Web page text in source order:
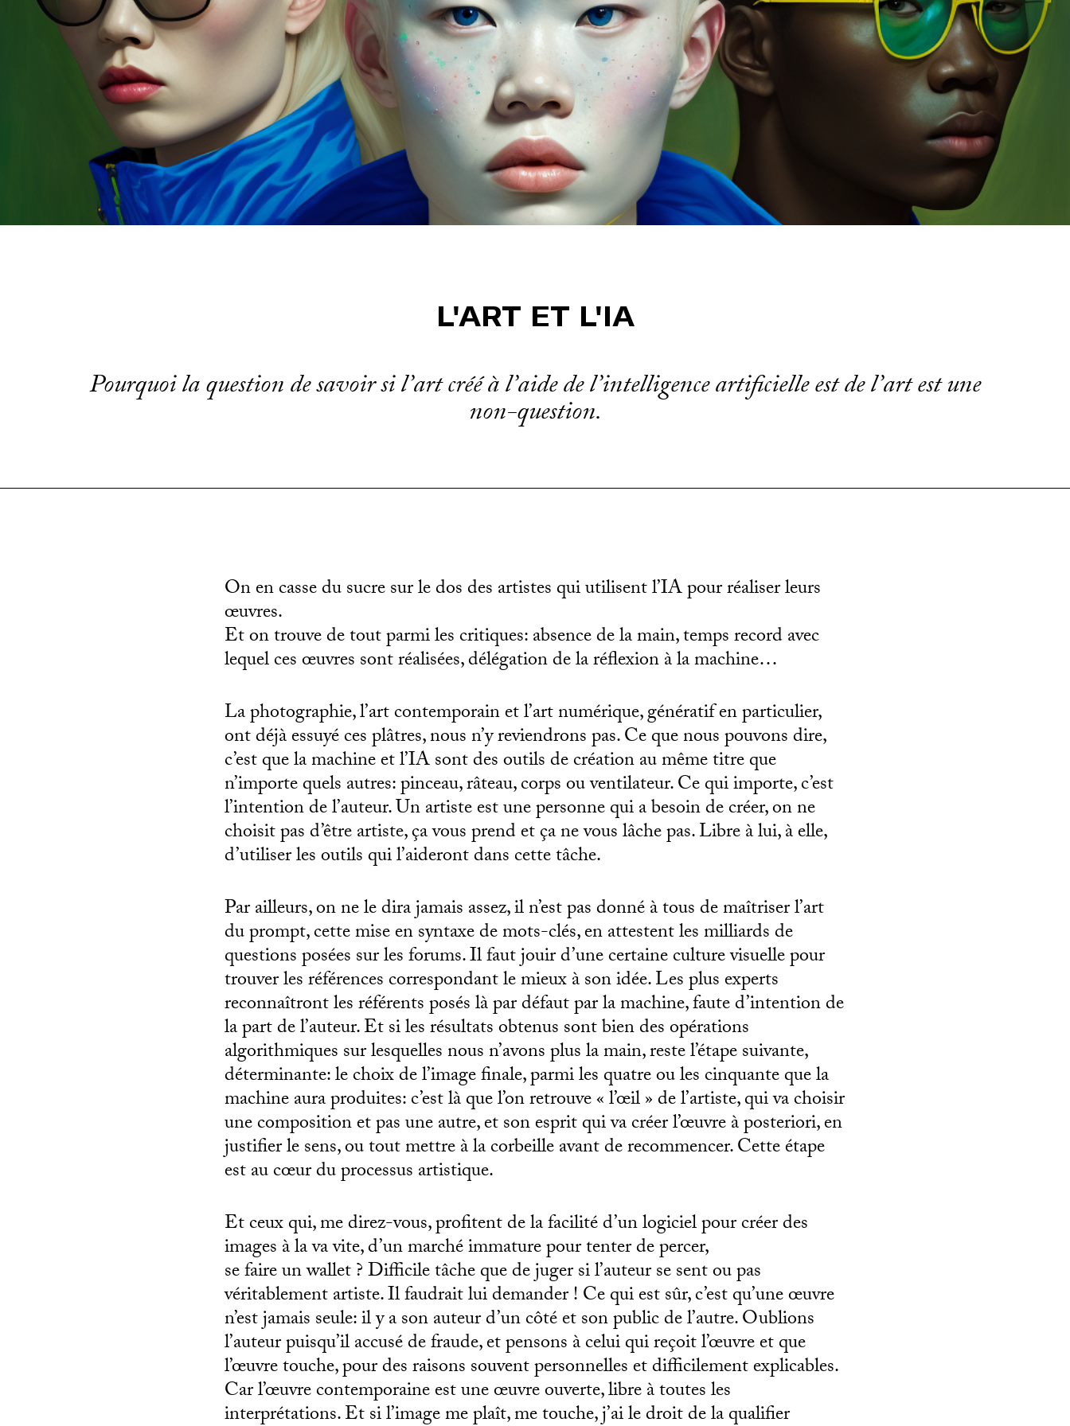
L'ART ET L'IA
Pourquoi la question de savoir si l’art créé à l’aide de l’intelligence artificielle est de l’art est une
non-question.
On en casse du sucre sur le dos des artistes qui utilisent l’IA pour réaliser leurs
œuvres.
Et on trouve de tout parmi les critiques: absence de la main, temps record avec
lequel ces œuvres sont réalisées, délégation de la réflexion à la machine…
La photographie, l’art contemporain et l’art numérique, génératif en particulier,
ont déjà essuyé ces plâtres, nous n’y reviendrons pas. Ce que nous pouvons dire,
c’est que la machine et l’IA sont des outils de création au même titre que
n’importe quels autres: pinceau, râteau, corps ou ventilateur. Ce qui importe, c’est
l’intention de l’auteur. Un artiste est une personne qui a besoin de créer, on ne
choisit pas d’être artiste, ça vous prend et ça ne vous lâche pas. Libre à lui, à elle,
d’utiliser les outils qui l’aideront dans cette tâche.
Par ailleurs, on ne le dira jamais assez, il n’est pas donné à tous de maîtriser l’art
du prompt, cette mise en syntaxe de mots-clés, en attestent les milliards de
questions posées sur les forums. Il faut jouir d’une certaine culture visuelle pour
trouver les références correspondant le mieux à son idée. Les plus experts
reconnaîtront les référents posés là par défaut par la machine, faute d’intention de
la part de l’auteur. Et si les résultats obtenus sont bien des opérations
algorithmiques sur lesquelles nous n’avons plus la main, reste l’étape suivante,
déterminante: le choix de l’image finale, parmi les quatre ou les cinquante que la
machine aura produites: c’est là que l’on retrouve « l’œil » de l’artiste, qui va choisir
une composition et pas une autre, et son esprit qui va créer l’œuvre à posteriori, en
justifier le sens, ou tout mettre à la corbeille avant de recommencer. Cette étape
est au cœur du processus artistique.
Et ceux qui, me direz-vous, profitent de la facilité d’un logiciel pour créer des
images à la va vite, d’un marché immature pour tenter de percer,
se faire un wallet ? Difficile tâche que de juger si l’auteur se sent ou pas
véritablement artiste. Il faudrait lui demander ! Ce qui est sûr, c’est qu’une œuvre
n’est jamais seule: il y a son auteur d’un côté et son public de l’autre. Oublions
l’auteur puisqu’il accusé de fraude, et pensons à celui qui reçoit l’œuvre et que
l’œuvre touche, pour des raisons souvent personnelles et difficilement explicables.
Car l’œuvre contemporaine est une œuvre ouverte, libre à toutes les
interprétations. Et si l’image me plaît, me touche, j’ai le droit de la qualifier